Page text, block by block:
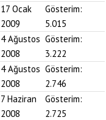
17 Ocak
2009
Gösterim:
5.015
4 Ağustos
2008
Gösterim:
3.222
4 Ağustos
2008
Gösterim:
2.746
7 Haziran
2008
Gösterim:
2.725